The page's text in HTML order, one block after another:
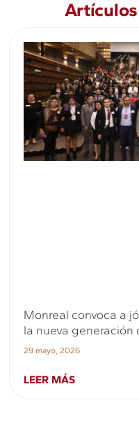
Monreal convoca a
la nueva
29 mayo, 2026
LEER MÁS